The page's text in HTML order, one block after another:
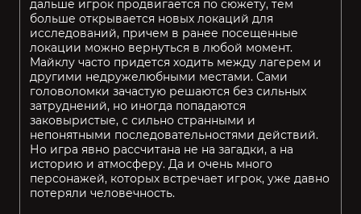
дальше игрок продвигается по сюжету, тем
больше открывается новых локаций для
исследований, причем в ранее посещенные
локации можно вернуться в любой момент.
Майклу часто придется ходить между лагерем и
другими недружелюбными местами. Сами
головоломки зачастую решаются без сильных
затруднений, но иногда попадаются
заковыристые, с сильно странными и
непонятными последовательностями действий.
Но игра явно рассчитана не на загадки, а на
историю и атмосферу. Да и очень много
персонажей, которых встречает игрок, уже давно
потеряли человечность.